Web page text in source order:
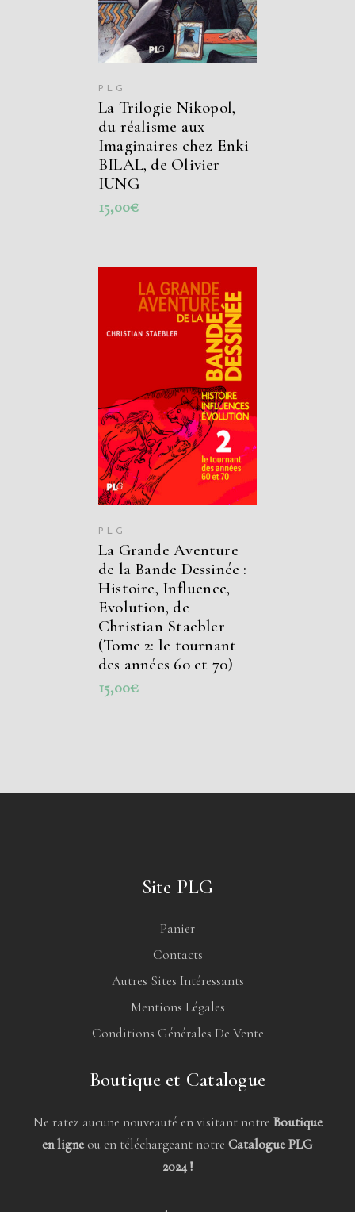
PLG
La Trilogie Nikopol,
du réalisme aux
Imaginaires chez Enki
BILAL, de Olivier
IUNG
15,00€
AJOUTER AU
PANIER
PLG
La Grande Aventure
de la Bande Dessinée :
Histoire, Influence,
Evolution, de
Christian Staebler
(Tome 2: le tournant
des années 60 et 70)
15,00€
Site PLG
Panier
Contacts
Autres Sites Intéressants
Mentions Légales
Conditions Générales De Vente
Boutique et Catalogue
Ne ratez aucune nouveauté en visitant notre Boutique
en ligne ou en téléchargeant notre Catalogue PLG
2024 !